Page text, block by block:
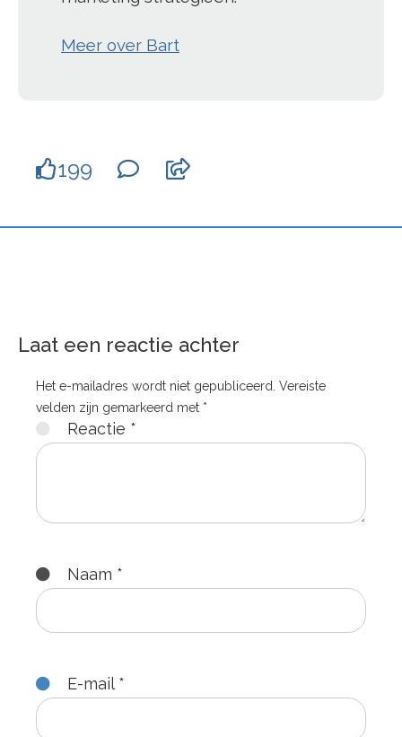
Meer over Bart
199
Laat een reactie achter
Het e-mailadres wordt niet gepubliceerd. Vereiste
velden zijn gemarkeerd met *
Reactie *
Naam *
E-mail *